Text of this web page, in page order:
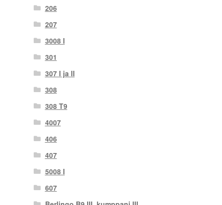
206
207
3008 I
301
307 I ja II
308
308 T9
4007
406
407
5008 I
607